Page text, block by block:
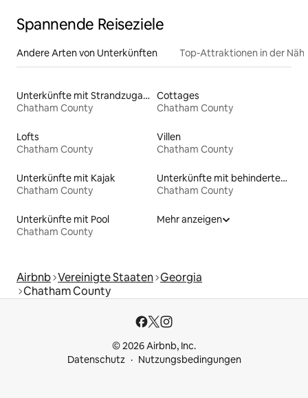
Spannende Reiseziele
Andere Arten von Unterkünften Top-Attraktionen in der
Unterkünfte mit Strandzugang
Chatham County
Cottages
Chatham County
Lofts
Chatham County
Villen
Chatham County
Unterkünfte mit Kajak
Chatham County
Unterkünfte mit behindertengerechtem WC
Chatham County
Unterkünfte mit Pool
Chatham County
Mehr anzeigen
Airbnb Vereinigte Staaten Georgia
Chatham County
© 2026 Airbnb, Inc.
Datenschutz
Nutzungsbedingungen